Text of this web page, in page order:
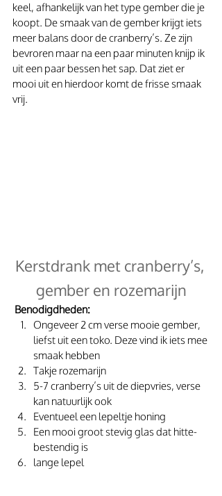
keel, afhankelijk van het type gember die je
koopt. De smaak van de gember krijgt iets
meer balans door de cranberry’s. Ze zijn
bevroren maar na een paar minuten knijp ik
uit een paar bessen het sap. Dat ziet er
mooi uit en hierdoor komt de frisse smaak
vrij.
Kerstdrank met cranberry’s,
gember en rozemarijn
Benodigdheden:
Ongeveer 2 cm verse mooie gember,
liefst uit een toko. Deze vind ik iets mee
smaak hebben
Takje rozemarijn
5-7 cranberry’s uit de diepvries, verse
kan natuurlijk ook
Eventueel een lepeltje honing
Een mooi groot stevig glas dat hitte-
bestendig is
lange lepel